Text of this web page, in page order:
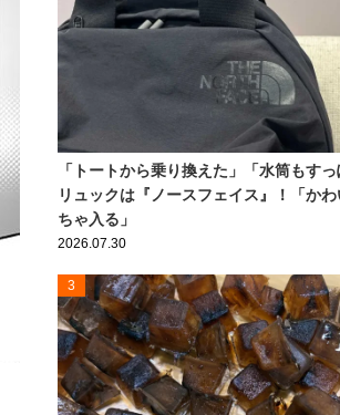
「トートから乗り換えた」「水筒もす
リュックは『ノースフェイス』！「か
ちゃ入る」
2026.07.30
3